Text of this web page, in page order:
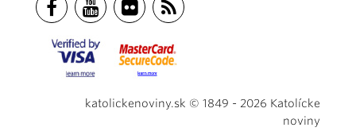
katolickenoviny.sk © 1849 - 2026 Katolícke
noviny